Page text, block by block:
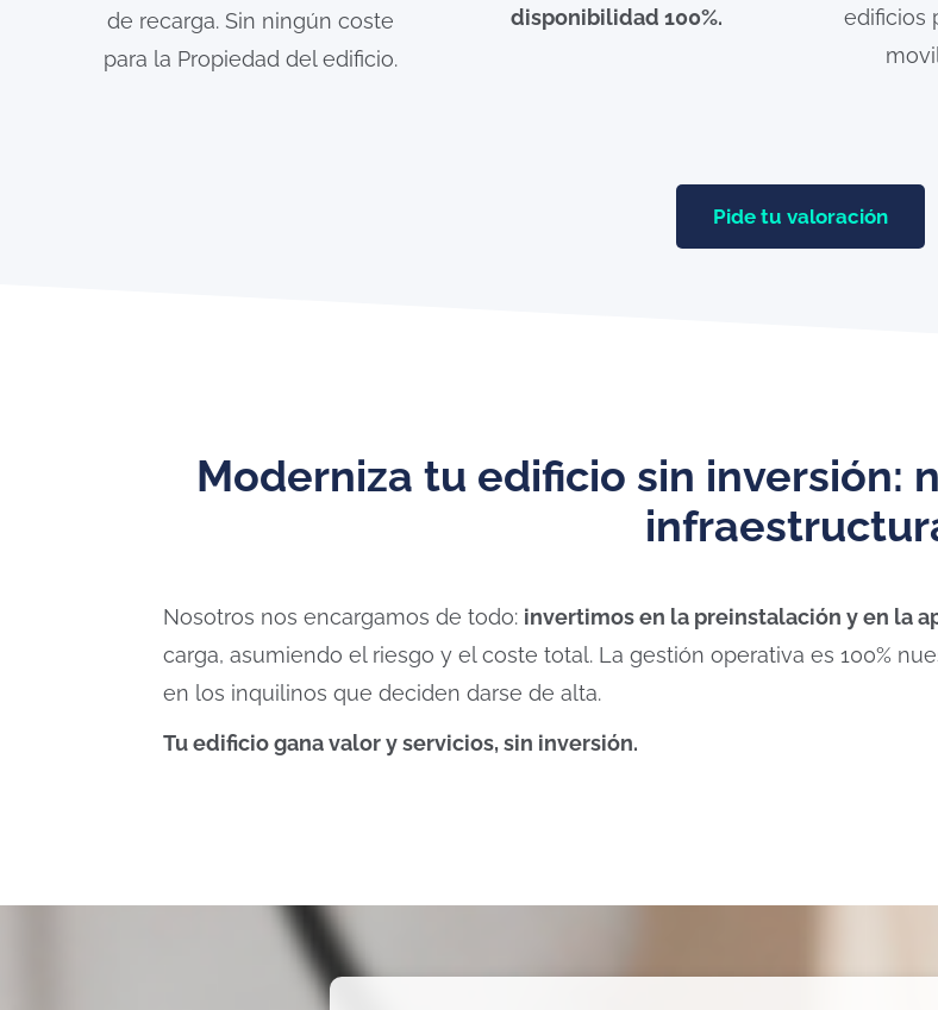
de recarga. Sin ningún coste
para la Propiedad del edificio.
disponibilidad 100%.
edificios
Pide tu valoración
Moderniza tu edificio sin inversión:
Nosotros nos encargamos de todo: invertimos en la preinstalación y en la
carga, asumiendo el riesgo y el coste total. La gestión operativa es 100%
en los inquilinos que deciden darse de alta.
Tu edificio gana valor y servicios, sin inversión.